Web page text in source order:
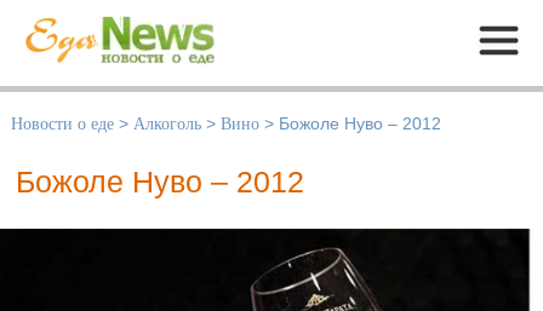
Меню
Новости о еде > Алкоголь > Вино > Божоле Нуво – 2012
Божоле Нуво – 2012